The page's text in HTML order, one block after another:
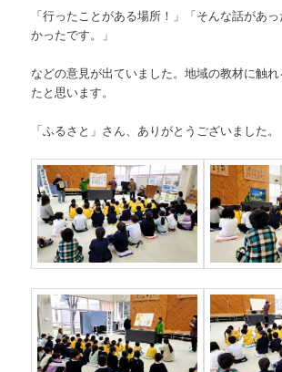
「行ったことがある場所！」「そんな話があ
かったです。」
などの意見が出ていました。地域の教材に触
たと思います。
「ふるさと」さん、ありがとうございました。